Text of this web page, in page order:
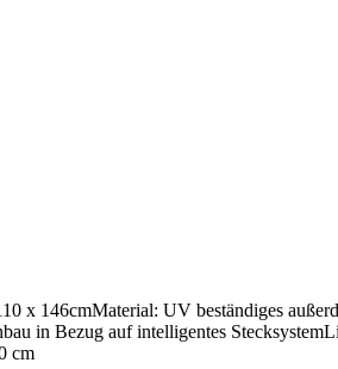
x 146cmMaterial: UV beständiges
in Bezug auf intelligentes
cm